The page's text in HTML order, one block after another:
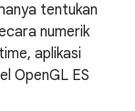
tentukan
numerik
aplikasi
OpenGL ES